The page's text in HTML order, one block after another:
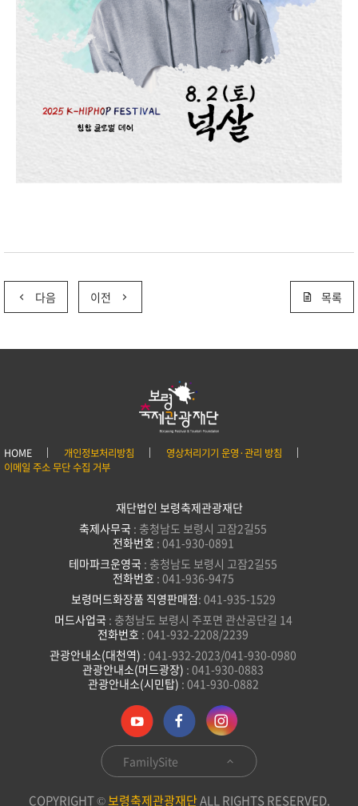
다음 이전 목록
HOME 개인정보처리방침
영상처리기기 운영·관리 방침
이메일 주소 무단 수집 거부
재단법인 보령축제관광재단
축제사무국 : 충청남도 보령시 고잠2길55
전화번호 : 041-930-0891
테마파크운영국 : 충청남도 보령시 고잠2길55
전화번호 : 041-936-9475
보령머드화장품 직영판매점: 041-935-1529
머드사업국 : 충청남도 보령시 주포면 관산공단길 14
전화번호 : 041-932-2208/2239
관광안내소(대천역) : 041-932-2023/041-930-0980
관광안내소(머드광장) : 041-930-0883
관광안내소(시민탑) : 041-930-0882
FamilySite
COPYRIGHT ©보령축제관광재단ALL RIGHTS RESERVED.